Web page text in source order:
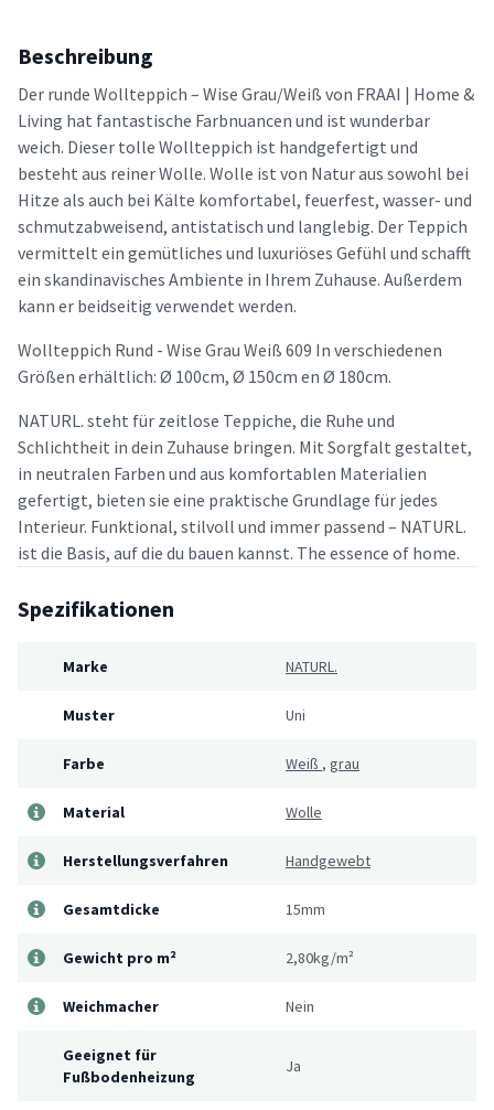
Beschreibung
Der runde Wollteppich – Wise Grau/Weiß von FRAAI | Home &
Living hat fantastische Farbnuancen und ist wunderbar
weich. Dieser tolle Wollteppich ist handgefertigt und
besteht aus reiner Wolle. Wolle ist von Natur aus sowohl bei
Hitze als auch bei Kälte komfortabel, feuerfest, wasser- und
schmutzabweisend, antistatisch und langlebig. Der Teppich
vermittelt ein gemütliches und luxuriöses Gefühl und schafft
ein skandinavisches Ambiente in Ihrem Zuhause. Außerdem
kann er beidseitig verwendet werden.
Wollteppich Rund - Wise Grau Weiß 609 In verschiedenen
Größen erhältlich: Ø 100cm, Ø 150cm en Ø 180cm.
NATURL. steht für zeitlose Teppiche, die Ruhe und
Schlichtheit in dein Zuhause bringen. Mit Sorgfalt gestaltet,
in neutralen Farben und aus komfortablen Materialien
gefertigt, bieten sie eine praktische Grundlage für jedes
Interieur. Funktional, stilvoll und immer passend – NATURL.
ist die Basis, auf die du bauen kannst. The essence of home.
Spezifikationen
Marke NATURL.
Muster Uni
Farbe Weiß , grau
Material Wolle
Herstellungsverfahren Handgewebt
Gesamtdicke 15mm
Gewicht pro m² 2,80kg/m²
Weichmacher Nein
Geeignet für
Fußbodenheizung
Ja